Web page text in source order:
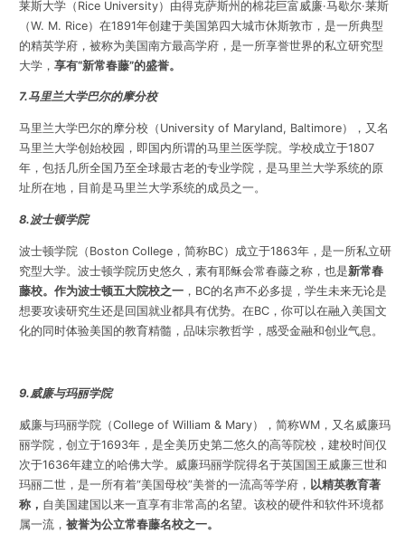
莱斯大学（Rice University）由得克萨斯州的棉花巨富威廉·马歇尔·莱斯
（W. M. Rice）在1891年创建于美国第四大城市休斯敦市，是一所典型
的精英学府，被称为美国南方最高学府，是一所享誉世界的私立研究型
大学， 享有“新常春藤”的盛誉。
7.马里兰大学巴尔的摩分校
马里兰大学巴尔的摩分校（University of Maryland, Baltimore），又名
马里兰大学创始校园，即国内所谓的马里兰医学院。学校成立于1807
年，包括几所全国乃至全球最古老的专业学院，是马里兰大学系统的原
址所在地，目前是马里兰大学系统的成员之一。
8.波士顿学院
波士顿学院（Boston College，简称BC）成立于1863年，是一所私立研
究型大学。波士顿学院历史悠久，素有耶稣会常春藤之称，也是新常春
藤校。作为波士顿五大院校之一，BC的名声不必多提，学生未来无论是
想要攻读研究生还是回国就业都具有优势。在BC，你可以在融入美国文
化的同时体验美国的教育精髓，品味宗教哲学，感受金融和创业气息。
9.威廉与玛丽学院
威廉与玛丽学院（College of William & Mary），简称WM，又名威廉玛
丽学院，创立于1693年，是全美历史第二悠久的高等院校，建校时间仅
次于1636年建立的哈佛大学。威廉玛丽学院得名于英国国王威廉三世和
玛丽二世，是一所有着“美国母校”美誉的一流高等学府， 以精英教育著
称， 自美国建国以来一直享有非常高的名望。该校的硬件和软件环境都
属一流， 被誉为公立常春藤名校之一。